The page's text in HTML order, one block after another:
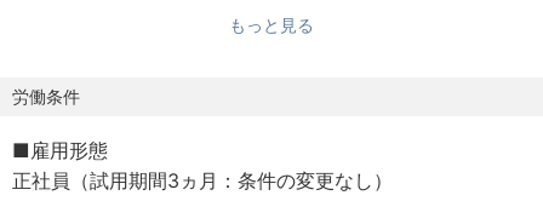
数増加を最大化できるよう取り組んでいただきます。
（ドコモ×マネックス）を武器に、スピーディかつ大胆な施
本ポジションは、自ら手を動かしながらチームを牽引する
もっと見る
労働条件
■雇用形態
正社員（試用期間3ヵ月：条件の変更なし）